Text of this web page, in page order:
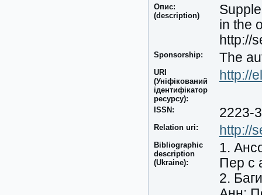
Опис:
(description)
in the
http://
Sponsorship: The
URI
(Уніфікований
ідентифікатор
ресурсу):
http://
ISSN: 2223-
Relation uri: http://
Bibliographic
description
(Ukraine):
1.
Пер с
2.